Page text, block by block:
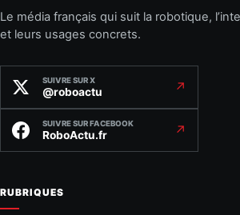
Le média français qui suit la robotique,
et leurs usages concrets.
SUIVRE SUR X
@roboactu ↗
SUIVRE SUR FACEBOOK
RoboActu.fr ↗
RUBRIQUES